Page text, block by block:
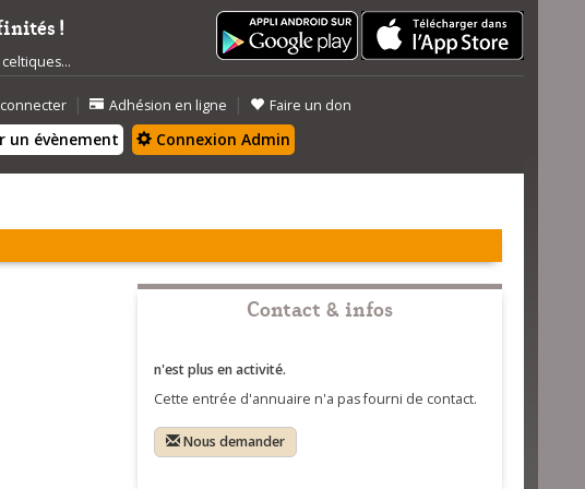
!
| Adhésion en ligne | Faire un don
un évènement Connexion Admin
Contact & infos
n'est plus en activité.
Cette entrée d'annuaire n'a pas fourni de contact.
Nous demander